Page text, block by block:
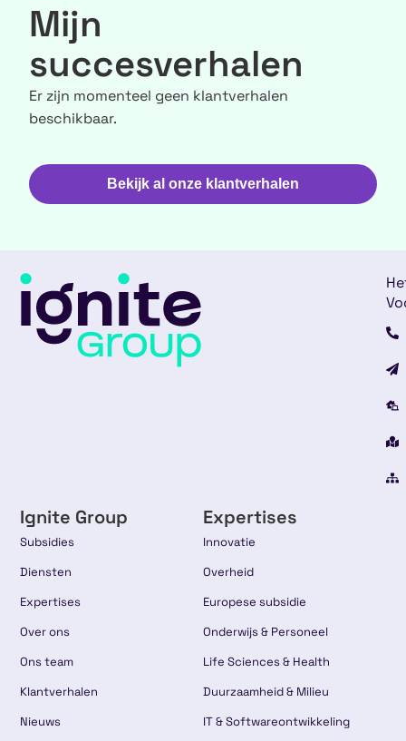
Mijn
succesverhalen
Er zijn momenteel geen klantverhalen
beschikbaar.
Bekijk al onze klantverhalen
Ignite Group
Subsidies
Diensten
Expertises
Over ons
Ons team
Klantverhalen
Nieuws
Expertises
Innovatie
Overheid
Europese subsidie
Onderwijs & Personeel
Life Sciences & Health
Duurzaamheid & Milieu
IT & Softwareontwikkeling